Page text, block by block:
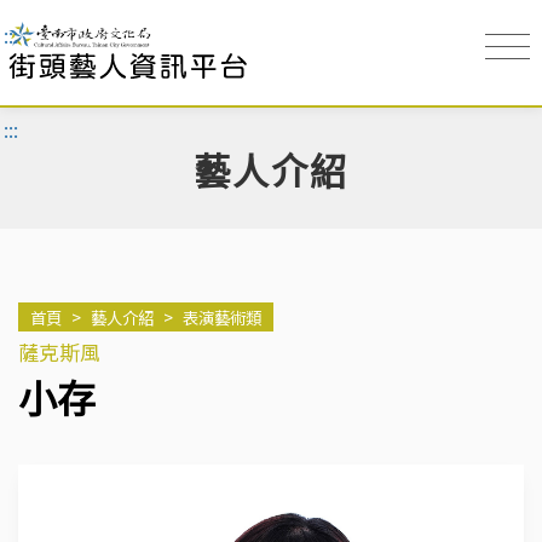
:::
:::
藝人介紹
首頁 > 藝人介紹 > 表演藝術類
薩克斯風
小存